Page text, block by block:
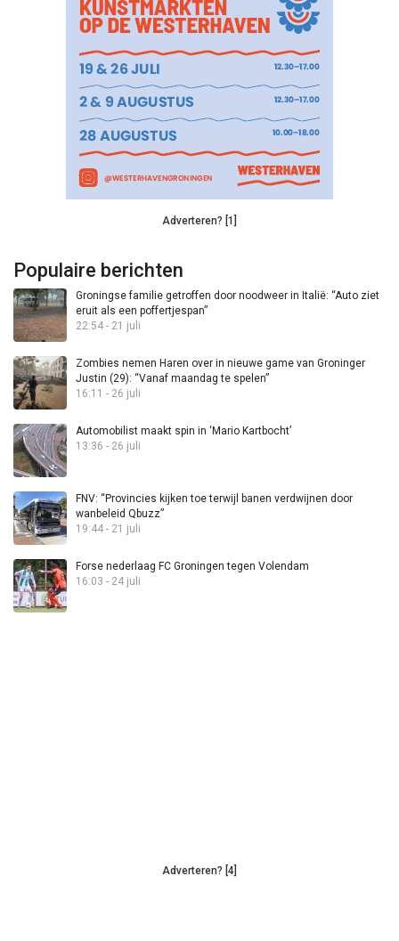
Adverteren? [1]
Populaire berichten
Groningse familie getroffen door noodweer in Italië: “Auto ziet
eruit als een poffertjespan”
22:54 - 21 juli
Zombies nemen Haren over in nieuwe game van Groninger
Justin (29): “Vanaf maandag te spelen”
16:11 - 26 juli
Automobilist maakt spin in ‘Mario Kartbocht’
13:36 - 26 juli
FNV: “Provincies kijken toe terwijl banen verdwijnen door
wanbeleid Qbuzz”
19:44 - 21 juli
Forse nederlaag FC Groningen tegen Volendam
16:03 - 24 juli
Adverteren? [4]